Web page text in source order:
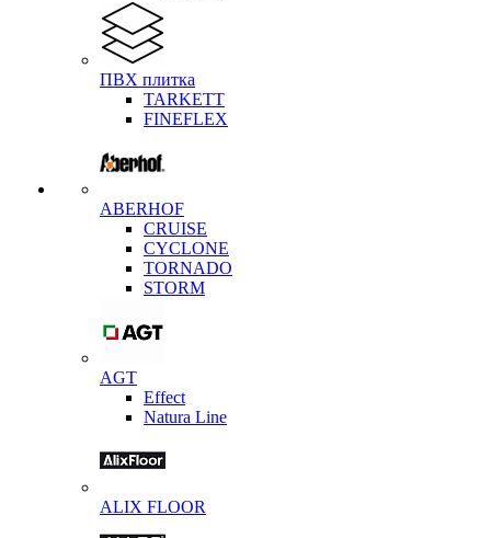
ПВХ плитка
TARKETT
FINEFLEX
ABERHOF
CRUISE
CYCLONE
TORNADO
STORM
AGT
Effect
Natura Line
ALIX FLOOR